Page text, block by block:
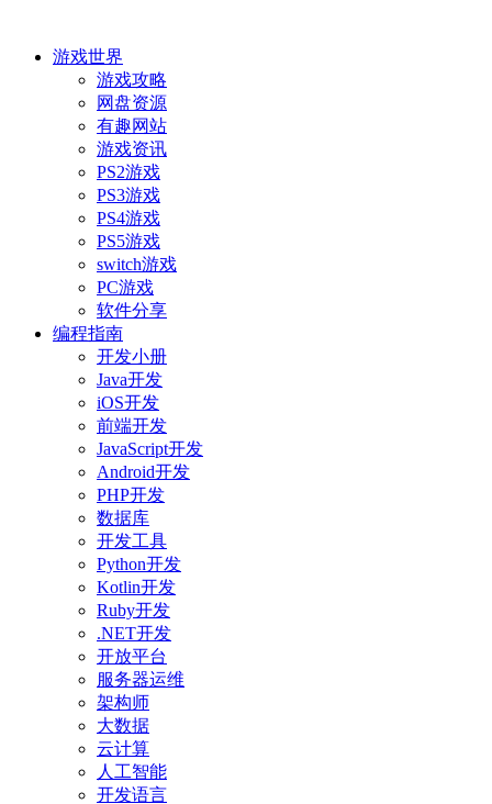
游戏世界
游戏攻略
网盘资源
有趣网站
游戏资讯
PS2游戏
PS3游戏
PS4游戏
PS5游戏
switch游戏
PC游戏
软件分享
编程指南
开发小册
Java开发
iOS开发
前端开发
JavaScript开发
Android开发
PHP开发
数据库
开发工具
Python开发
Kotlin开发
Ruby开发
.NET开发
开放平台
服务器运维
架构师
大数据
云计算
人工智能
开发语言